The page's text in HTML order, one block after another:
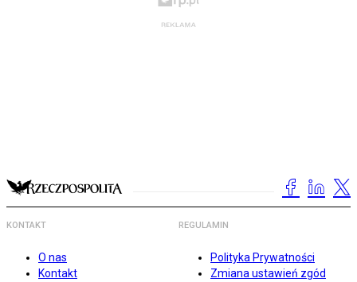
KONTAKT
O nas
Kontakt
REGULAMIN
Polityka Prywatności
Zmiana ustawień zgód